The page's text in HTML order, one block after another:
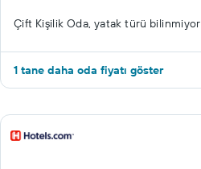
Çift ​Kişilik Oda, yatak türü bilinmiyor
1 tane daha oda fiyatı göster